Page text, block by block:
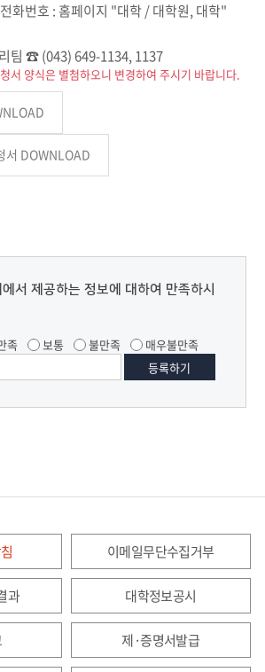
화번호 : 홈페이지 "대학 / 대학원, 대학"
팀 ☎ (043) 649-1134, 1137
서 양식은 별첨하오니 변경하여 주시기 바랍니다.
서 DOWNLOAD
서 제공하는 정보에 대하여 만족하시
족 보통 불만족 매우불만족
이메일무단수집거부
과 대학정보공시
제·증명서발급